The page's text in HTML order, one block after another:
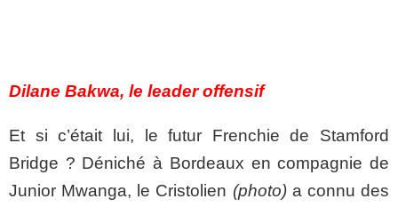
Dilane Bakwa, le leader offensif
Et si c’était lui, le futur Frenchie de Stamford
Bridge ? Déniché à Bordeaux en compagnie de
Junior Mwanga, le Cristolien (photo)a connu des